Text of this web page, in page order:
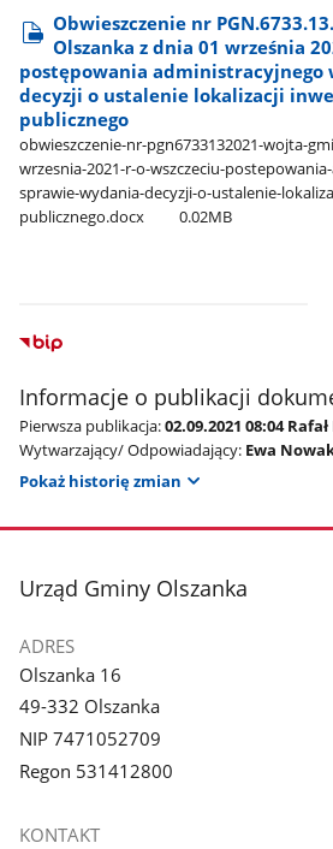
Obwieszczenie nr
Olszanka z dnia 01 września
postępowania administracyjnego
decyzji o ustalenie lokalizacji
publicznego
obwieszczenie-nr-pgn6733132021-wojta-
wrzesnia-2021-r-o-wszczeciu-
sprawie-wydania-decyzji-o-ustalenie-
publicznego.docx
0.02MB
Informacje o publikacji
Pierwsza publikacja:02.09.2021 08:04
Wytwarzający/ Odpowiadający: Ewa
Pokaż historię zmian
stopka
Urząd Gminy Olszanka
ADRES
Olszanka 16
49-332 Olszanka
NIP 7471052709
Regon 531412800
KONTAKT